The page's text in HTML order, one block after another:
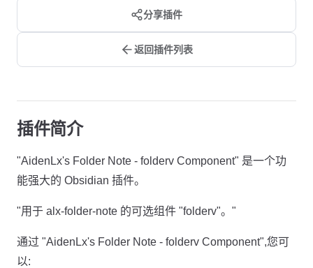
分享插件
返回插件列表
插件简介
"AidenLx's Folder Note - folderv Component" 是一个功
能强大的 Obsidian 插件。
"用于 alx-folder-note 的可选组件 "folderv"。"
通过 "AidenLx's Folder Note - folderv Component",您可
以: